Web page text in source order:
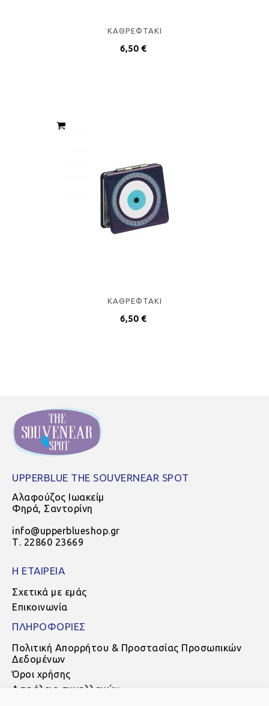
ΚΑΘΡΕΦΤΑΚΙ
6,50 €
ΚΑΘΡΕΦΤΑΚΙ
6,50 €
UPPERBLUE THE SOUVERNEAR SPOT
Αλαφούζος Ιωακείμ
Φηρά, Σαντορίνη
info@upperblueshop.gr
Τ. 22860 23669
Η ΕΤΑΙΡΕΙΑ
Σχετικά με εμάς
Επικοινωνία
ΠΛΗΡΟΦΟΡΙΕΣ
Πολιτική Απορρήτου & Προστασίας Προσωπικών
Δεδομένων
Όροι χρήσης
Ασφάλεια συναλλαγών